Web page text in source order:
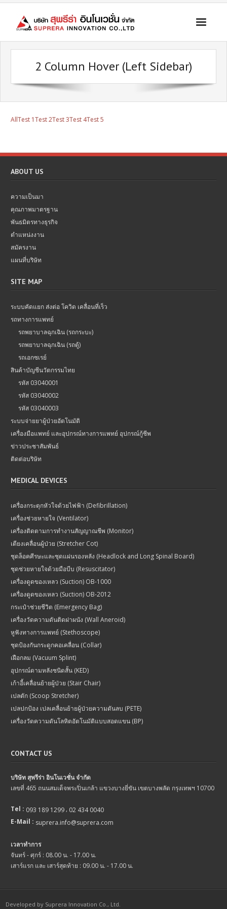
ระบบคัดแยก ส่งต่อ โควิด เคลื่อนที่เร็ว
รถทางการแพทย์
สินค้าบัญชีนวัตกรรมไทย
ติดต่อบริษัท
2 Column Hover (Left Sidebar)
AllTest 1Test 2Test 3Test 4Test 5
ABOUT US
ความเป็นมา
คุณภาพมาตรฐาน
พันธมิตรทางธุรกิจ
ตำแหน่งงาน
สมัครงาน
แผนที่บริษัท
SITE MAP
ระบบคัดแยก ส่งต่อ โควิด เคลื่อนที่เร็ว
รถทางการแพทย์
รถพยาบาลฉุกเฉิน (รถกระบะ)
รถพยาบาลฉุกเฉิน (รถตู้)
รถเอกซเรย์
สินค้าบัญชีนวัตกรรมไทย
รหัส 03040001
รหัส 03040002
รหัส 03040003
ระบบจ่ายยาผู้ป่วยอัตโนมัติ
เครื่องมือแพทย์ และอุปกรณ์ทางการแพทย์ อุปกรณ์กู้ชีพ
ข่าวประชาสัมพันธ์
ติดต่อบริษัท
MEDICAL DEVICES
เครื่องกระตุกหัวใจด้วยไฟฟ้า (Defibrillation)
เครื่องช่วยหายใจ (Ventilator)
เครื่องติดตามการทำงานสัญญาณชีพ (Monitor)
เตียงเคลื่อนผู้ป่วย (Stretcher Cot)
ชุดล็อคศีรษะและชุดแผ่นรองหลัง (Headlock and Long Spinal Board)
ชุดช่วยหายใจด้วยมือบีบ (Resuscitator)
เครื่องดูดของเหลว (Suction) OB-1000
เครื่องดูดของเหลว (Suction) OB-2012
กระเป๋าช่วยชีวิต (Emergency Bag)
เครื่องวัดความดันติดฝาผนัง (Wall Aneroid)
หูฟังทางการแพทย์ (Stethoscope)
ชุดป้องกันกระดูกคอเคลื่อน (Collar)
เฝือกลม (Vacuum Splint)
อุปกรณ์ดามหลังชนิดสั้น (KED)
เก้าอี้เคลื่อนย้ายผู้ป่วย (Stair Chair)
เปลตัก (Scoop Stretcher)
เปลปกป้อง เปลเคลื่อนย้ายผู้ป่วยความดันลบ (PETE)
เครื่องวัดความดันโลหิตอัตโนมัติแบบสอดแขน (BP)
CONTACT US
บริษัท สุพรีร่า อินโนเวชั่น จำกัด
เลขที่ 465 ถนนสมเด็จพระปิ่นเกล้า แขวงบางยี่ขัน เขตบางพลัด กรุงเทพฯ 10700
Tel : 093 189 1299, 02 434 0040
E-Mail : suprera.info@suprera.com
เวลาทำการ
จันทร์ - ศุกร์ : 08.00 น. - 17.00 น.
เสาร์แรก และ เสาร์สุดท้าย : 09.00 น. - 17.00 น.
Developed by Suprera Innovation Co., Ltd.